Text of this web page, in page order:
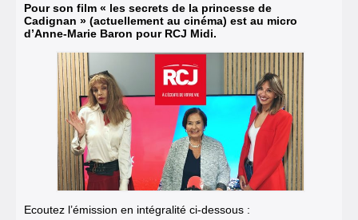
Pour son film « les secrets de la princesse de
Cadignan » (actuellement au cinéma) est au micro
d’Anne-Marie Baron pour RCJ Midi.
Ecoutez l’émission en intégralité ci-dessous :